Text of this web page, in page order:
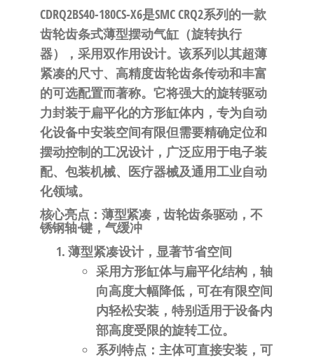
CDRQ2BS40-180CS-X6是SMC CRQ2系列的一款
齿轮齿条式薄型摆动气缸（旋转执行
器）
，采用双作用设计。该系列以其超薄
紧凑的尺寸、高精度齿轮齿条传动和丰富
的可选配置而著称。它将强大的旋转驱动
力封装于扁平化的方形缸体内，专为自动
化设备中安装空间有限但需要精确定位和
摆动控制 的工况设计，广泛应用于电子装
配、包装机械、医疗器械及通用工业自动
化领域。
核心亮点：薄型紧凑，齿轮齿条驱动，不
锈钢轴·键，气缓冲
薄型紧凑设计，显著节省空间
采用方形缸体与扁平化结构，轴
向高度大幅降低，可在有限空间
内轻松安装，特别适用于设备内
部高度受限的旋转工位。
系列特点： 主体可直接安装，可